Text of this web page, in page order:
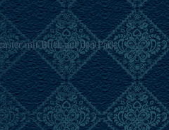
mit Blick auf den Park,